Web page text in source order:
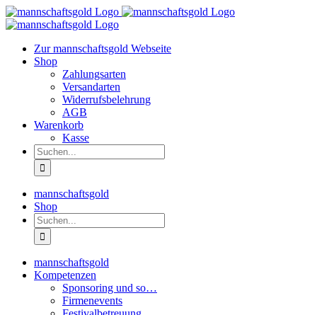
Zum
Inhalt
Zur mannschaftsgold Webseite
Shop
Zahlungsarten
Versandarten
Widerrufsbelehrung
AGB
Warenkorb
Kasse
Suche
nach:
mannschaftsgold
Shop
Suche
nach:
mannschaftsgold
Kompetenzen
Sponsoring und so…
Firmenevents